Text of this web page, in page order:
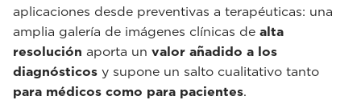
aplicaciones desde preventivas a terapéuticas: una
amplia galería de imágenes clínicas de alta
resolución aporta un valor añadido a los
diagnósticos y supone un salto cualitativo tanto
para médicos como para pacientes.